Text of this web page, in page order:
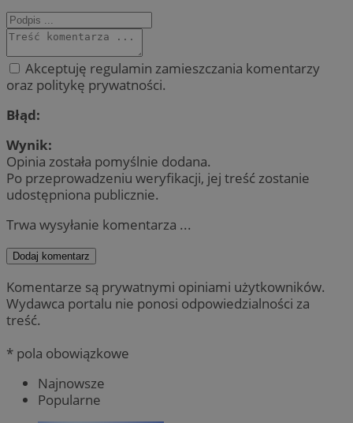
Akceptuję regulamin zamieszczania komentarzy
oraz politykę prywatności.
Błąd:
Wynik:
Opinia została pomyślnie dodana.
Po przeprowadzeniu weryfikacji, jej treść zostanie
udostępniona publicznie.
Trwa wysyłanie komentarza ...
Dodaj komentarz
Komentarze są prywatnymi opiniami użytkowników.
Wydawca portalu nie ponosi odpowiedzialności za
treść.
* pola obowiązkowe
Najnowsze
Popularne